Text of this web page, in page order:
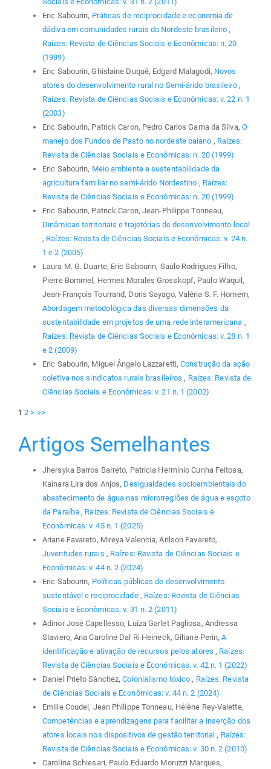
Eric Sabourin, Práticas de reciprocidade e economia de
dádiva em comunidades rurais do Nordeste brasileiro ,
Raízes: Revista de Ciências Sociais e Econômicas: n. 20
(1999)
Eric Sabourin, Ghislaine Duqué, Edgard Malagodi, Novos
atores do desenvolvimento rural no Semi-árido brasileiro ,
Raízes: Revista de Ciências Sociais e Econômicas: v. 22 n. 1
(2003)
Eric Sabourin, Patrick Caron, Pedro Carlos Gama da Silva, O
manejo dos Fundos de Pasto no nordeste baiano , Raízes:
Revista de Ciências Sociais e Econômicas: n. 20 (1999)
Eric Sabourin, Meio ambiente e sustentabilidade da
agricultura familiar no semi-árido Nordestino , Raízes:
Revista de Ciências Sociais e Econômicas: n. 20 (1999)
Eric Sabourin, Patrick Caron, Jean-Philippe Tonneau,
Dinâmicas territoriais e trajetórias de desenvolvimento local
, Raízes: Revista de Ciências Sociais e Econômicas: v. 24 n.
1 e 2 (2005)
Laura M. G. Duarte, Eric Sabourin, Saulo Rodrigues Filho,
Pierre Bommel, Hermes Morales Grosskopf, Paulo Waquil,
Jean-François Tourrand, Doris Sayago, Valéria S. F. Homem,
Abordagem metodológica das diversas dimensões da
sustentabilidade em projetos de uma rede interamericana ,
Raízes: Revista de Ciências Sociais e Econômicas: v. 28 n. 1
e 2 (2009)
Eric Sabourin, Miguel Ângelo Lazzaretti,Construção da ação
coletiva nos sindicatos rurais brasileiros , Raízes: Revista de
Ciências Sociais e Econômicas: v. 21 n. 1 (2002)
1 2 > >>
Artigos Semelhantes
Jhersyka Barros Barreto, Patrícia Hermínio Cunha Feitosa,
Kainara Lira dos Anjos, Desigualdades socioambientais do
abastecimento de água nas microrregiões de água e esgoto
da Paraíba , Raízes: Revista de Ciências Sociais e
Econômicas: v. 45 n. 1 (2025)
Ariane Favareto, Mireya Valencia, Arilson Favareto,
Juventudes rurais , Raízes: Revista de Ciências Sociais e
Econômicas: v. 44 n. 2 (2024)
Eric Sabourin, Políticas públicas de desenvolvimento
sustentável e reciprocidade , Raízes: Revista de Ciências
Sociais e Econômicas: v. 31 n. 2 (2011)
Adinor José Capellesso, Luíza Garlet Pagliosa, Andressa
Slaviero, Ana Caroline Dal Ri Heineck, Giliane Perin,A
identificação e ativação de recursos pelos atores , Raízes:
Revista de Ciências Sociais e Econômicas: v. 42 n. 1 (2022)
Daniel Prieto Sánchez,Colonialismo tóxico , Raízes: Revista
de Ciências Sociais e Econômicas: v. 44 n. 2 (2024)
Emilie Coudel, Jean Philippe Tonneau, Hélène Rey-Valette,
Competências e aprendizagens para facilitar a inserção dos
atores locais nos dispositivos de gestão territorial , Raízes:
Revista de Ciências Sociais e Econômicas: v. 30 n. 2 (2010)
Carolina Schiesari, Paulo Eduardo Moruzzi Marques,